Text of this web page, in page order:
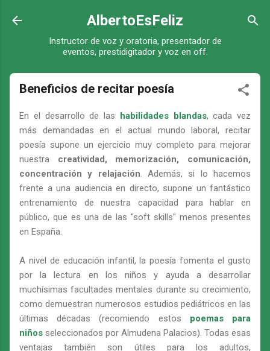
Ir al contenido principal
AlbertoEsFeliz
Instructor de voz y oratoria, presentador de
eventos, prestidigitador y voz en off.
Beneficios de recitar poesía
En el desarrollo de las habilidades blandas, cada vez
más demandadas en el actual mundo laboral, recitar
poesía supone un ejercicio muy completo para mejorar
nuestra creatividad, memorización, comunicación,
concentración y relajación. Además, si lo hacemos
frente a una audiencia en directo, supone un fantástico
entrenamiento de nuestra capacidad para hablar en
público, que es una de las "soft skills" menos presentes
en España.
A nivel de educación infantil, la poesía fomenta el gusto
por la lectura en los niños y ayuda a desarrollar
muchísimas facultades mentales durante su crecimiento,
como demuestran numerosos estudios pediátricos en las
últimas décadas (recomiendo estos poemas para
niños seleccionados por Almudena Palacios). Todas esas
ventajas también son útiles para los adultos,